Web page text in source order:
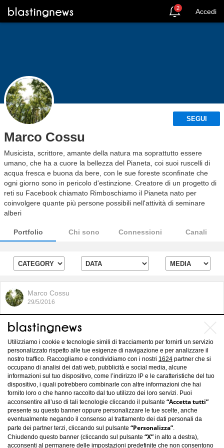
2 Accedi
SEGUI
Marco Cossu
Musicista, scrittore, amante della natura ma soprattutto essere
umano, che ha a cuore la bellezza del Pianeta, coi suoi ruscelli di
acqua fresca e buona da bere, con le sue foreste sconfinate che
ogni giorno sono in pericolo d'estinzione. Creatore di un progetto di
reti su Facebook chiamato Rimboschiamo il Pianeta nato per
coinvolgere quante più persone possibili nell'attività di seminare
alberi
Portfolio Chi sono Connessioni Canali
Marco Cossu
29/5/2016
L'orto come espressione di
indipendenza
Utilizziamo i cookie e tecnologie simili di tracciamento per fornirti un servizio
personalizzato rispetto alle tue esigenze di navigazione e per analizzare il
nostro traffico. Raccogliamo e condividiamo con i nostri 1624 partner che si
occupano di analisi dei dati web, pubblicità e social media, alcune
informazioni sul tuo dispositivo, come l’indirizzo IP e le caratteristiche del tuo
dispositivo, i quali potrebbero combinarle con altre informazioni che hai
fornito loro o che hanno raccolto dal tuo utilizzo dei loro servizi. Puoi
acconsentire all’uso di tali tecnologie cliccando il pulsante “Accetta tutti”
presente su questo banner oppure personalizzare le tue scelte, anche
eventualmente negando il consenso al trattamento dei dati personali da
parte dei partner terzi, cliccando sul pulsante “Personalizza”.
Chiudendo questo banner (cliccando sul pulsante “X” in alto a destra),
acconsenti al permanere delle impostazioni predefinite che non consentono